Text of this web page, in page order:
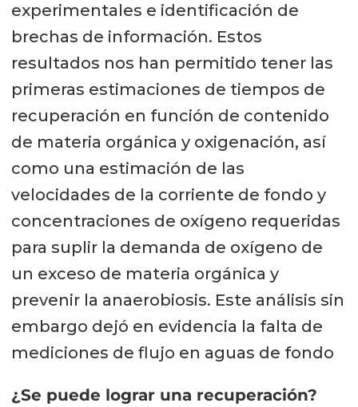
experimentales e identificación de
brechas de información. Estos
resultados nos han permitido tener las
primeras estimaciones de tiempos de
recuperación en función de contenido
de materia orgánica y oxigenación, así
como una estimación de las
velocidades de la corriente de fondo y
concentraciones de oxígeno requeridas
para suplir la demanda de oxígeno de
un exceso de materia orgánica y
prevenir la anaerobiosis. Este análisis sin
embargo dejó en evidencia la falta de
mediciones de flujo en aguas de fondo
¿Se puede lograr una recuperación?